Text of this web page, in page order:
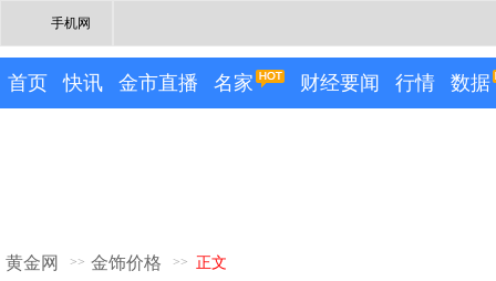
手机网
首页 快讯 金市直播 名家 财经要闻 行情 数据
黄金网 >> 金饰价格 >> 正文